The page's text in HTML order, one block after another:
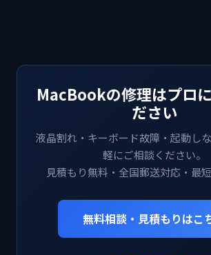
MacBookの修理はプロ
ださい
液晶割れ・キーボード故障・起動し
軽にご相談ください。
見積もり無料・全国郵送対応・最短
無料相談・見積もりはこ